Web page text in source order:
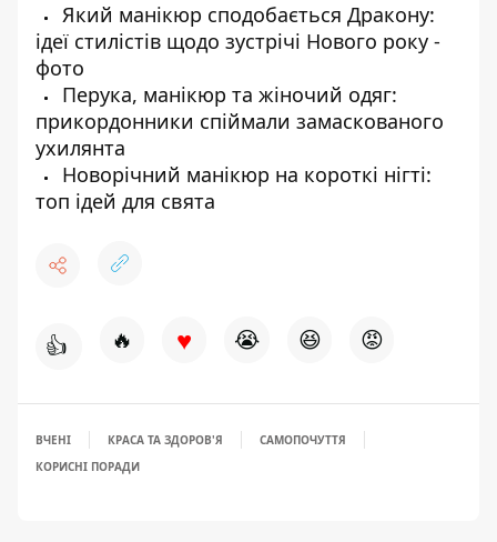
Який манікюр сподобається Дракону:
ідеї стилістів щодо зустрічі Нового року -
фото
Перука, манікюр та жіночий одяг:
прикордонники спіймали замаскованого
ухилянта
Новорічний манікюр на короткі нігті:
топ ідей для свята
👍 🔥 ♥ 😭 😆 😡
ВЧЕНІ КРАСА ТА ЗДОРОВ'Я
САМОПОЧУТТЯ
КОРИСНІ ПОРАДИ